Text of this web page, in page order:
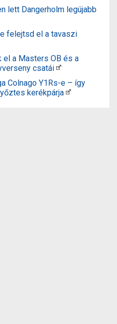
lett Dangerholm legújabb
felejtsd el a tavaszi
a Masters OB és a
csatái
Colnago Y1Rs-e – így
kerékpárja